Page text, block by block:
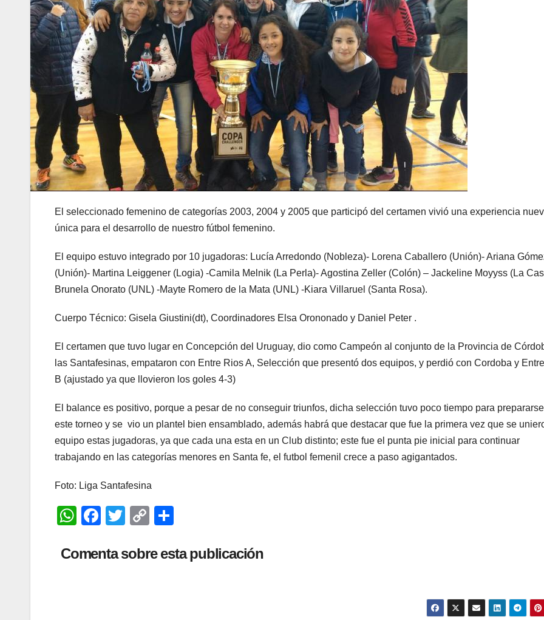
El seleccionado femenino de categorías 2003, 2004 y 2005 que participó del certamen vivió una experiencia
única para el desarrollo de nuestro fútbol femenino.
El equipo estuvo integrado por 10 jugadoras: Lucía Arredondo (Nobleza)- Lorena Caballero (Unión)- Ariana
(Unión)- Martina Leiggener (Logia) -Camila Melnik (La Perla)- Agostina Zeller (Colón) – Jackeline Moyyss (La
Brunela Onorato (UNL) -Mayte Romero de la Mata (UNL) -Kiara Villaruel (Santa Rosa).
Cuerpo Técnico: Gisela Giustini(dt), Coordinadores Elsa Orononado y Daniel Peter .
El certamen que tuvo lugar en Concepción del Uruguay, dio como Campeón al conjunto de la Provincia de
las Santafesinas, empataron con Entre Rios A, Selección que presentó dos equipos, y perdió con Cordoba y
B (ajustado ya que llovieron los goles 4-3)
El balance es positivo, porque a pesar de no conseguir triunfos, dicha selección tuvo poco tiempo para
este torneo y se vio un plantel bien ensamblado, además habrá que destacar que fue la primera vez que se
equipo estas jugadoras, ya que cada una esta en un Club distinto; este fue el punta pie inicial para continuar
trabajando en las categorías menores en Santa fe, el futbol femenil crece a paso agigantados.
Foto: Liga Santafesina
W
at
F
c
T
tt
C
p
m
Comenta sobre esta publicación